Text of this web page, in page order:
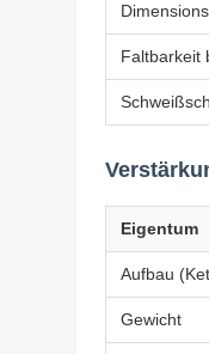
Faltbarkeit
Eigentum
Aufbau
Gewicht